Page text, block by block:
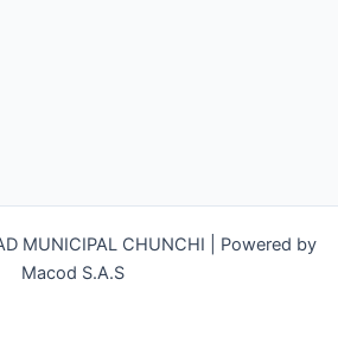
MUNICIPAL CHUNCHI | Powered by
Macod S.A.S